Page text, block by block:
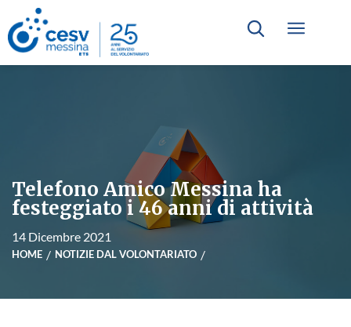
Telefono Amico Messina ha
festeggiato i 46 anni di attività
14 Dicembre 2021
HOME NOTIZIE DAL VOLONTARIATO